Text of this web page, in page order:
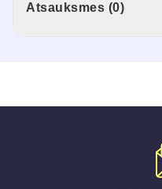
Atsauksmes (0)